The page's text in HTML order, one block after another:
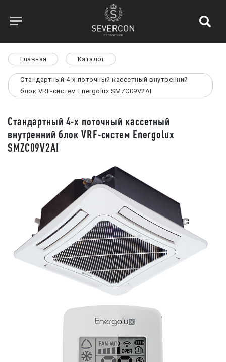
Главная Каталог
Стандартный 4-х поточный кассетный внутренний
блок VRF-систем Energolux SMZC09V2AI
Стандартный 4-х поточный кассетный
внутренний блок VRF-систем Energolux
SMZC09V2AI